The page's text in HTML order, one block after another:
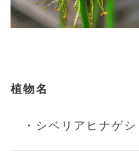
植物名
・シベリアヒナゲシ